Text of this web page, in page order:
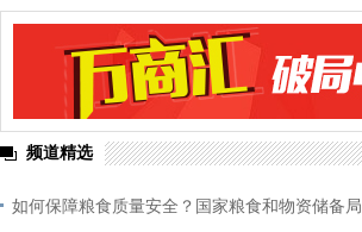
频道精选
如何保障粮食质量安全？国家粮食和物资储备局